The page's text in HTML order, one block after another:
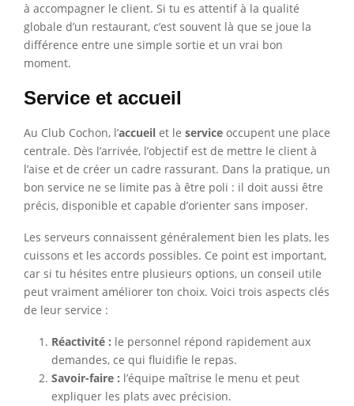
à accompagner le client. Si tu es attentif à la qualité
globale d’un restaurant, c’est souvent là que se joue la
différence entre une simple sortie et un vrai bon
moment.
Service et accueil
Au Club Cochon, l’accueil et le service occupent une place
centrale. Dès l’arrivée, l’objectif est de mettre le client à
l’aise et de créer un cadre rassurant. Dans la pratique, un
bon service ne se limite pas à être poli : il doit aussi être
précis, disponible et capable d’orienter sans imposer.
Les serveurs connaissent généralement bien les plats, les
cuissons et les accords possibles. Ce point est important,
car si tu hésites entre plusieurs options, un conseil utile
peut vraiment améliorer ton choix. Voici trois aspects clés
de leur service :
Réactivité : le personnel répond rapidement aux
demandes, ce qui fluidifie le repas.
Savoir-faire : l’équipe maîtrise le menu et peut
expliquer les plats avec précision.